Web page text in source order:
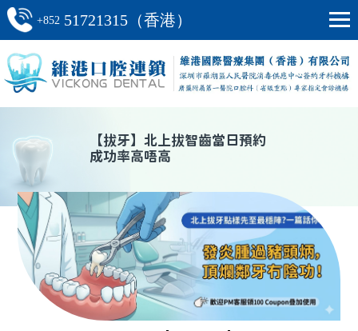
+852 51721315（香港）
【拔牙】 北上拔智齒當日預約
成功率高唔高